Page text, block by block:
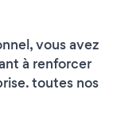
vous avez
à renforcer
toutes nos